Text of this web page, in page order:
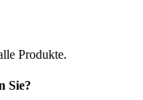
Produkte.
Sie?